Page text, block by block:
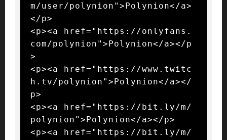
m/user/polynion">Polynion</a>
</p>
<p><a href="https://onlyfans.
com/polynion">Polynion</a></p
>
<p><a href="https://www.twitc
h.tv/polynion">Polynion</a></
p>
<p><a href="https://bit.ly/m/
polynion">Polynion</a></p>
<p><a href="https://bit.ly/m/